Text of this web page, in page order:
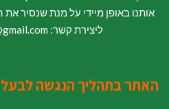
אותנו באופן מיידי על מנת שנסיר את
ליצירת קשר: Avihai.Zoomat@gmail.com
האתר בתהליך הנגשה לבעלי